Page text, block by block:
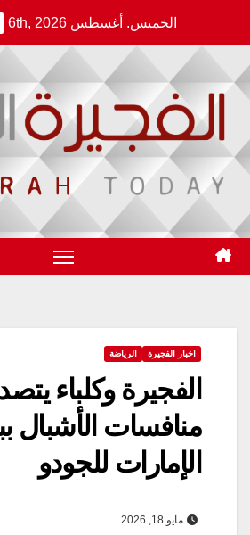
content
الخميس. أغسطس 6th, 2026
اخبار الفجيرة الرياضة
الفجيرة وكلباء
منافسات الأشبال
الإمارات للجودو
مايو 18, 2026